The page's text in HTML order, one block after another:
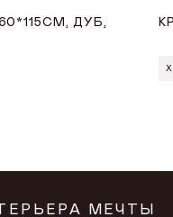
ДУБ,
МЕЧТЫ